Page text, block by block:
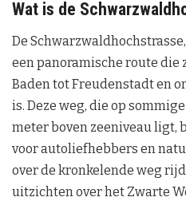
Wat is de
De
een panoramische route die
Baden tot Freudenstadt en
is. Deze weg, die op
meter boven zeeniveau ligt,
voor autoliefhebbers en
over de kronkelende weg
uitzichten over het Zwarte